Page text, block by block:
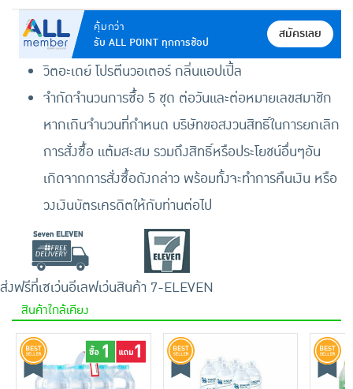
คุ้มกว่า
รับ ALL POINT ทุกการช้อป
สมัครเลย
วิตอะเดย์ โปรตีนวอเตอร์ กลิ่นแอปเปิ้ล
จำกัดจำนวนการซื้อ 5 ชุด ต่อวันและต่อหมายเลขสมาชิก
หากเกินจำนวนที่กำหนด บริษัทขอสงวนสิทธิ์ในการยกเลิก
การสั่งซื้อ แต้มสะสม รวมถึงสิทธิ์หรือประโยชน์อื่นๆอัน
เกิดจากการสั่งซื้อดังกล่าว พร้อมทั้งจะทำการคืนเงิน หรือ
วงเงินบัตรเครดิตให้กับท่านต่อไป
ส่งฟรีที่เซเว่นอีเลฟเว่นสินค้า 7-ELEVEN
สินค้าใกล้เคียง